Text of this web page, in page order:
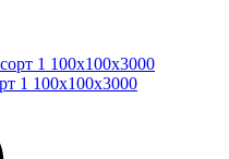
1 100х100х3000